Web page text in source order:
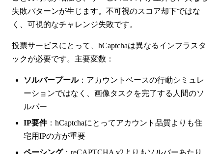
失敗パターンが生じます。不可視のスコア却下ではな
く、可視的なチャレンジ失敗です。
投票サービスにとって、hCaptchaは異なるインフラスタ
ックが必要です。主要変数：
ソルバープール：アカウントベースの行動シミュレ
ーションではなく、画像タスクを完了する人間のソ
ルバー
IP要件：hCaptchaにとってアカウント品質よりも住
宅用IPの方が重要
ペーシング：reCAPTCHA v2よりもソルバーあたり